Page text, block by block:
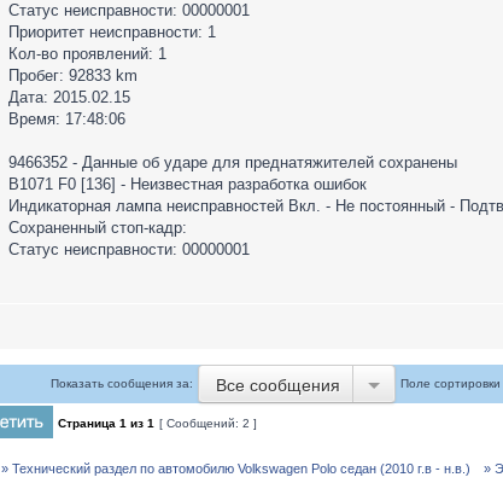
Статус неисправности: 00000001
Приоритет неисправности: 1
Кол-во проявлений: 1
Пробег: 92833 km
Дата: 2015.02.15
Время: 17:48:06
9466352 - Данные об ударе для преднатяжителей сохранены
B1071 F0 [136] - Неизвестная разработка ошибок
Индикаторная лампа неисправностей Вкл. - Не постоянный -
Сохраненный стоп-кадр:
Статус неисправности: 00000001
Показать сообщения за: Все сообщения Поле сортировки
Страница 1 из 1 [ Сообщений: 2 ]
» Технический раздел по автомобилю Volkswagen Polo седан (2010 г.в - н.в.) »